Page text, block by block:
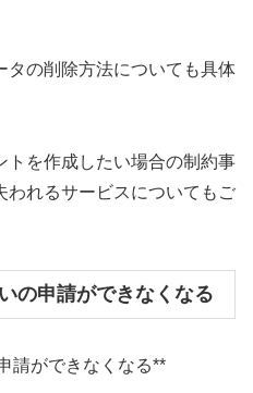
タの削除方法についても具体
トを作成したい場合の制約事
われるサービスについてもご
の申請ができなくなる
請ができなくなる**